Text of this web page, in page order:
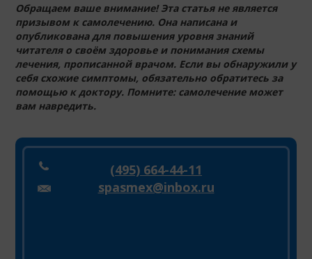
Обращаем ваше внимание! Эта статья не является
призывом к самолечению. Она написана и
опубликована для повышения уровня знаний
читателя о своём здоровье и понимания схемы
лечения, прописанной врачом. Если вы обнаружили у
себя схожие симптомы, обязательно обратитесь за
помощью к доктору. Помните: самолечение может
вам навредить.
(495) 664-44-11
spasmex@inbox.ru